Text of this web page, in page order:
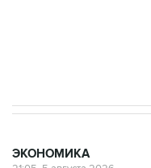
ЭКОНОМИКА